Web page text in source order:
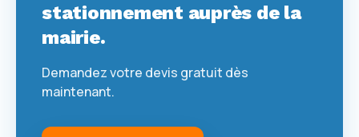
stationnement auprès de la
mairie.
Demandez votre devis gratuit dès
maintenant.